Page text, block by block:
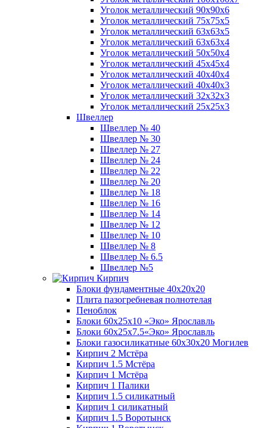
Уголок металлический 90х90х6
Уголок металлический 75х75х5
Уголок металлический 63х63х5
Уголок металлический 63х63х4
Уголок металлический 50х50х4
Уголок металлический 45х45х4
Уголок металлический 40х40х4
Уголок металлический 40х40х3
Уголок металлический 32х32х3
Уголок металлический 25х25х3
Швеллер
Швеллер № 40
Швеллер № 30
Швеллер № 27
Швеллер № 24
Швеллер № 22
Швеллер № 20
Швеллер № 18
Швеллер № 16
Швеллер № 14
Швеллер № 12
Швеллер № 10
Швеллер № 8
Швеллер № 6.5
Швеллер №5
Кирпич
Блоки фундаментные 40х20х20
Плита пазогребневая полнотелая
Пеноблок
Блоки 60х25х10 «Эко» Ярославль
Блоки 60х25х7.5«Эко» Ярославль
Блоки газосиликатные 60х30х20 Могилев
Кирпич 2 Мстёра
Кирпич 1.5 Мстёра
Кирпич 1 Мстёра
Кирпич 1 Палики
Кирпич 1.5 силикатный
Кирпич 1 силикатный
Кирпич 1.5 Воротынск